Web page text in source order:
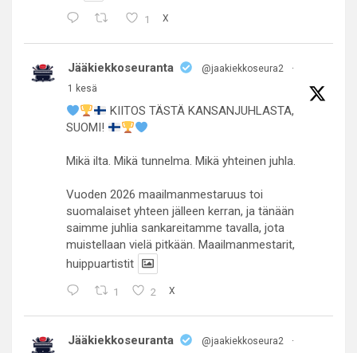
1 X
Jääkiekkoseuranta @jaakiekkoseura2
·
1 kesä
KIITOS TÄSTÄ KANSANJUHLASTA,
SUOMI!
Mikä ilta. Mikä tunnelma. Mikä yhteinen juhla.
Vuoden 2026 maailmanmestaruus toi
suomalaiset yhteen jälleen kerran, ja tänään
saimme juhlia sankareitamme tavalla, jota
muistellaan vielä pitkään. Maailmanmestarit,
huippuartistit
1 2 X
Jääkiekkoseuranta @jaakiekkoseura2 ·